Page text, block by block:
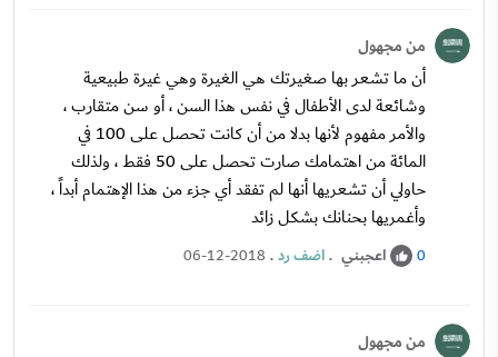
من مجهول
أن ما تشعر بها صغيرتك هي الغيرة وهي غيرة طبيعية
وشائعة لدى الأطفال في نفس هذا السن ، أو سن متقارب ،
والأمر مفهوم لأنها بدلا من أن كانت تحصل على 100 في
المائة من اهتمامك صارت تحصل على 50 فقط ، ولذلك
حاولي أن تشعريها أنها لم تفقد أي جزء من هذا الإهتمام أبداً ،
وأغمريها بحنانك بشكل زائد
0 اعجبني .اضف رد.
06-12-2018
من مجهول